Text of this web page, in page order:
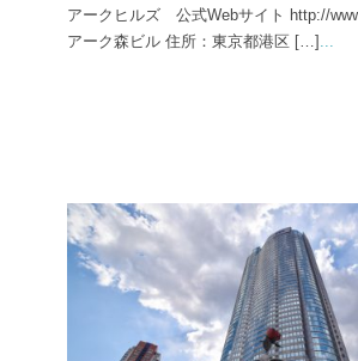
アークヒルズ 公式Webサイト http://
アーク森ビル 住所：東京都港区 […] ...